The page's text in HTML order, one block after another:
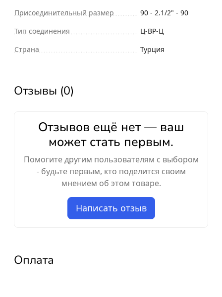
Присоединительный размер
90 - 2.1/2" - 90
Тип соединения
Ц-ВР-Ц
Страна
Турция
Отзывы (0)
Отзывов ещё нет — ваш
может стать первым.
Помогите другим пользователям с выбором
- будьте первым, кто поделится своим
мнением об этом товаре.
Написать отзыв
Оплата